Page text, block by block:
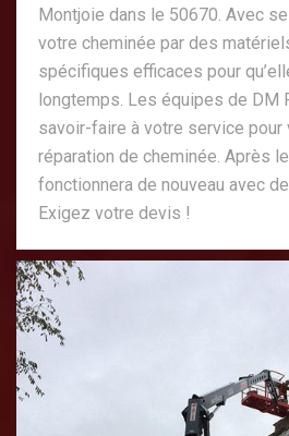
Montjoie dans le 50670. Avec
votre cheminée par des
spécifiques efficaces pour
longtemps. Les équipes de DM
savoir-faire à votre service pour
réparation de cheminée. Après
fonctionnera de nouveau avec
Exigez votre devis !